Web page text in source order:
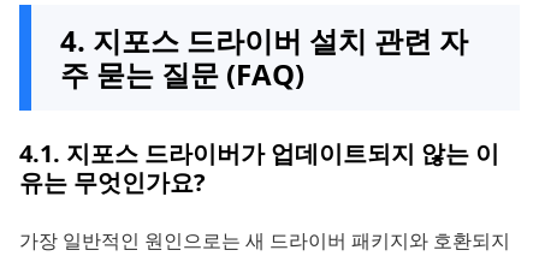
4. 지포스 드라이버 설치 관련 자
주 묻는 질문 (FAQ)
4.1. 지포스 드라이버가 업데이트되지 않는 이
유는 무엇인가요?
가장 일반적인 원인으로는 새 드라이버 패키지와 호환되지